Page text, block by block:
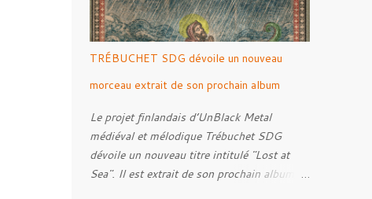
Vile 05. Revenge From Beyond 06. The
Sense Of Fear
TRÉBUCHET SDG dévoile un nouveau
morceau extrait de son prochain album
Le projet finlandais d’UnBlack Metal
médiéval et mélodique Trébuchet SDG
dévoile un nouveau titre intitulé "Lost at
Sea". Il est extrait de son prochain album,